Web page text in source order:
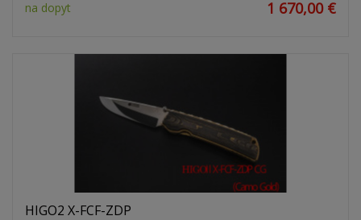
na dopyt 1 670,00 €
HIGO2 X-FCF-ZDP